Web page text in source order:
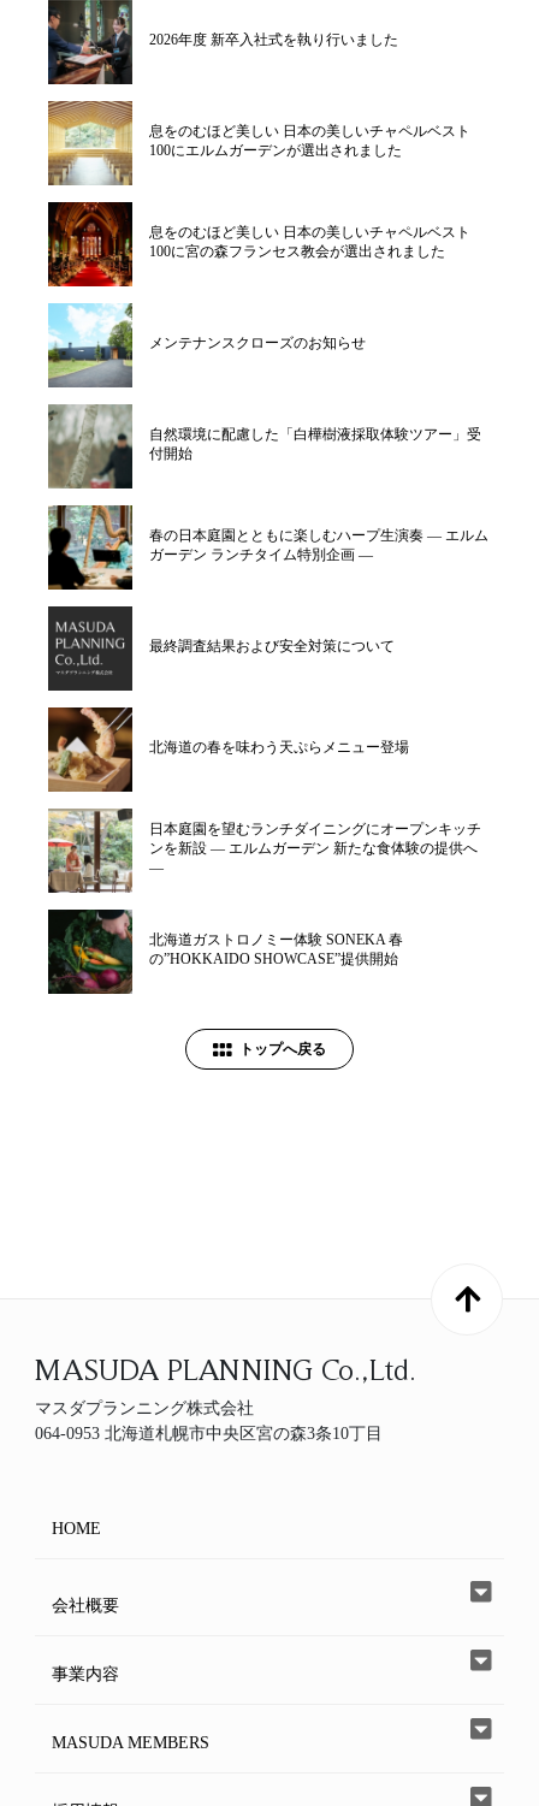
2026年度 新卒入社式を執り行いました
息をのむほど美しい 日本の美しいチャペルベスト
100にエルムガーデンが選出されました
息をのむほど美しい 日本の美しいチャペルベスト
100に宮の森フランセス教会が選出されました
メンテナンスクローズのお知らせ
自然環境に配慮した「白樺樹液採取体験ツアー」受
付開始
春の日本庭園とともに楽しむハープ生演奏 ― エルム
ガーデン ランチタイム特別企画 ―
最終調査結果および安全対策について
北海道の春を味わう天ぷらメニュー登場
日本庭園を望むランチダイニングにオープンキッチ
ンを新設 ― エルムガーデン 新たな食体験の提供へ
―
北海道ガストロノミー体験 SONEKA 春
の”HOKKAIDO SHOWCASE”提供開始
トップへ戻る
MASUDA PLANNING Co.,Ltd.
マスダプランニング株式会社
064-0953 北海道札幌市中央区宮の森3条10丁目
HOME
会社概要
事業内容
MASUDA MEMBERS